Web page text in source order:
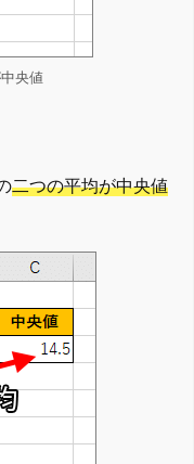
央値
二つの平均が中央値